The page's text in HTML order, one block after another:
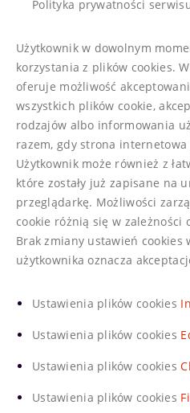
Polityka prywatności
Użytkownik w dowolnym
korzystania z plików cookies.
oferuje możliwość
wszystkich plików cookie,
rodzajów albo informowania
razem, gdy strona
Użytkownik może również z
które zostały już zapisane na
przeglądarkę. Możliwości
cookie różnią się w zależności
Brak zmiany ustawień cookies
użytkownika oznacza
Ustawienia plików cookies
Ustawienia plików cookies
Ustawienia plików cookies
Ustawienia plików cookies